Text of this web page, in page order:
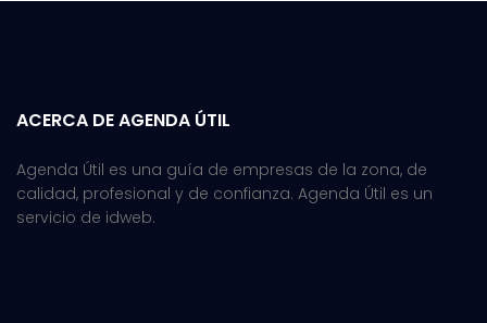
ACERCA DE AGENDA ÚTIL
Agenda Útil es una guía de empresas de la zona, de
calidad, profesional y de confianza. Agenda Útil es un
servicio de idweb.